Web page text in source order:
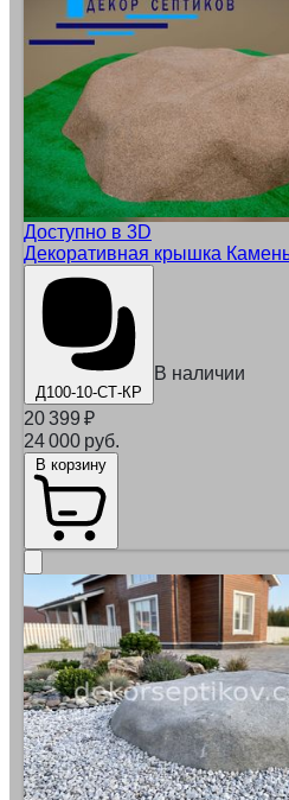
Доступно в 3D
Декоративная крышка
Д100-10-СТ-КР
В наличии
20 399 ₽
24 000 руб.